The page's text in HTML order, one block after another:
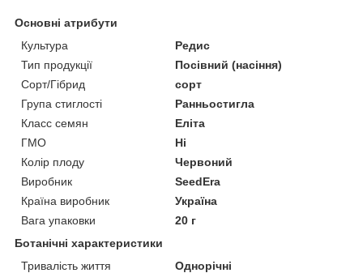
Основні атрибути
Культура
Редис
Тип продукції
Посівний (насіння)
Сорт/Гібрид
сорт
Група стиглості
Ранньостигла
Класс семян
Еліта
ГМО
Ні
Колір плоду
Червоний
Виробник
SeedEra
Країна виробник
Україна
Вага упаковки
20 г
Ботанічні характеристики
Тривалість життя
Однорічні